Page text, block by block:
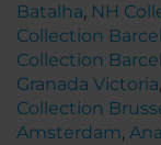
Batalha, NH
Collection
Collection
Granada Victoria,
Collection
Amsterdam,